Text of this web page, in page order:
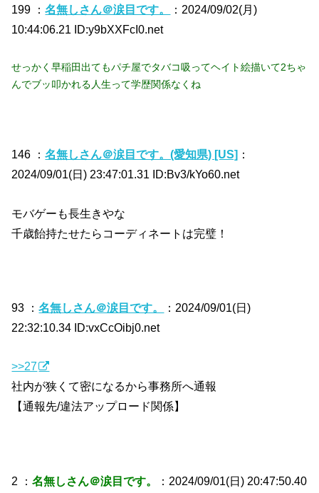
199 ：名無しさん＠涙目です。
：2024/09/02(月)
10:44:06.21 ID:y9bXXFcI0.net
せっかく早稲田出てもパチ屋でタバコ吸ってヘイト絵描いて2ちゃ
んでブッ叩かれる人生って学歴関係なくね
146 ：名無しさん＠涙目です。(愛知県) [US] ：
2024/09/01(日) 23:47:01.31 ID:Bv3/kYo60.net
モバゲーも長生きやな
千歳飴持たせたらコーディネートは完璧！
93 ：名無しさん＠涙目です。
：2024/09/01(日)
22:32:10.34 ID:vxCcOibj0.net
>>27
社内が狭くて密になるから事務所へ通報
【通報先/違法アップロード関係】
2 ：名無しさん＠涙目です。
：2024/09/01(日) 20:47:50.40